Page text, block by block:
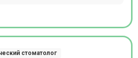
стоматолог